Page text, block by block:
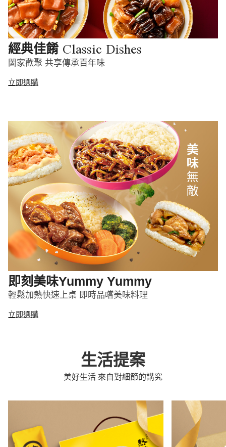
經典佳餚 Classic Dishes
闔家歡聚 共享傳承百年味
立即選購
即刻美味Yummy Yummy
輕鬆加熱快速上桌 即時品嚐美味料理
立即選購
生活提案
美好生活 來自對細節的講究